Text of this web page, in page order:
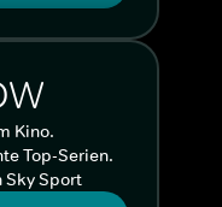
Kino.
Top-Serien.
Sky Sport